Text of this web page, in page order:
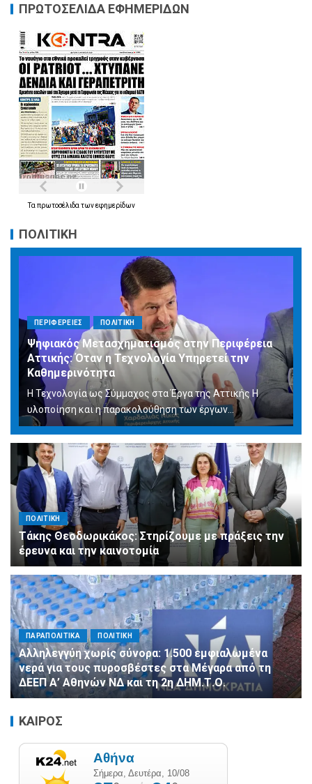
ΠΡΩΤΟΣΕΛΙΔΑ ΕΦΗΜΕΡΙΔΩΝ
Τα πρωτοσέλιδα τωνεφημερίδων
ΠΟΛΙΤΙΚΗ
ΠΕΡΙΦΕΡΕΙΕΣ ΠΟΛΙΤΙΚΗ
Ψηφιακός Μετασχηματισμός στην Περιφέρεια
Αττικής: Όταν η Τεχνολογία Υπηρετεί την
Καθημερινότητα
Η Τεχνολογία ως Σύμμαχος στα Έργα της Αττικής Η
υλοποίηση και η παρακολούθηση των έργων...
ΠΟΛΙΤΙΚΗ
Τάκης Θεοδωρικάκος: Στηρίζουμε με πράξεις την
έρευνα και την καινοτομία
ΠΑΡΑΠΟΛΙΤΙΚΑ ΠΟΛΙΤΙΚΗ
Αλληλεγγύη χωρίς σύνορα: 1.500 εμφιαλωμένα
νερά για τους πυροσβέστες στα Μέγαρα από τη
ΔΕΕΠ Α’ Αθηνών ΝΔ και τη 2η ΔΗΜ.Τ.Ο.
ΚΑΙΡΟΣ